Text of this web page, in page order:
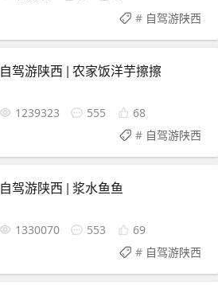
#自驾游陕西
自驾游陕西 | 农家饭洋芋擦擦
1239323 555
68
#自驾游陕西
自驾游陕西 | 浆水鱼鱼
1330070 553
69
#自驾游陕西